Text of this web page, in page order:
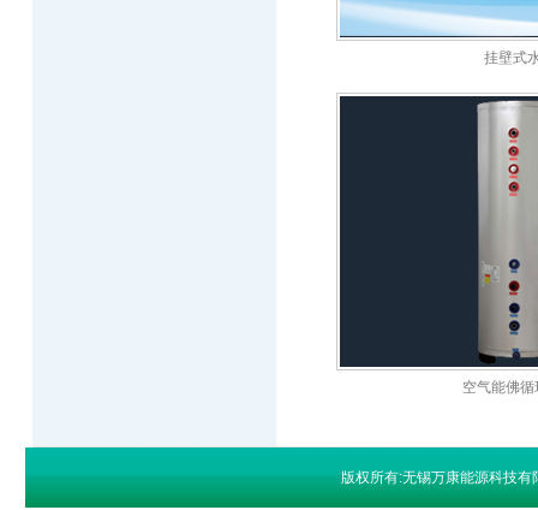
挂壁式
空气能佛
版权所有:无锡万康能源科技